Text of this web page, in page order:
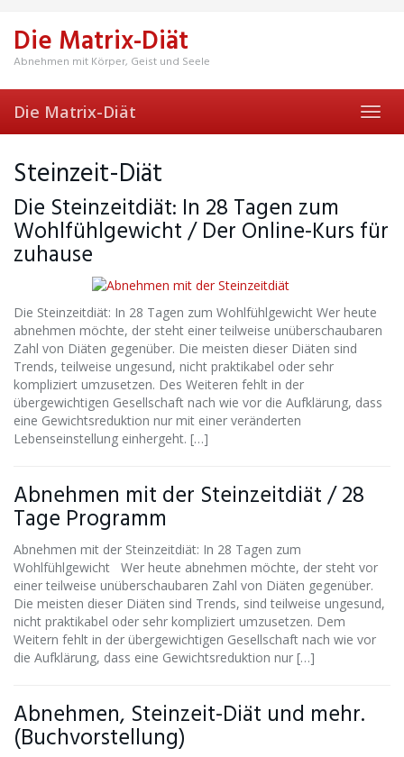
main
content
Die Matrix-Diät
Abnehmen mit Körper, Geist und Seele
Die Matrix-Diät
Steinzeit-Diät
Die Steinzeitdiät: In 28 Tagen zum
Wohlfühlgewicht / Der Online-Kurs für
zuhause
Die Steinzeitdiät: In 28 Tagen zum Wohlfühlgewicht Wer heute
abnehmen möchte, der steht einer teilweise unüberschaubaren
Zahl von Diäten gegenüber. Die meisten dieser Diäten sind
Trends, teilweise ungesund, nicht praktikabel oder sehr
kompliziert umzusetzen. Des Weiteren fehlt in der
übergewichtigen Gesellschaft nach wie vor die Aufklärung, dass
eine Gewichtsreduktion nur mit einer veränderten
Lebenseinstellung einhergeht. […]
Abnehmen mit der Steinzeitdiät / 28
Tage Programm
Abnehmen mit der Steinzeitdiät: In 28 Tagen zum
Wohlfühlgewicht Wer heute abnehmen möchte, der steht vor
einer teilweise unüberschaubaren Zahl von Diäten gegenüber.
Die meisten dieser Diäten sind Trends, sind teilweise ungesund,
nicht praktikabel oder sehr kompliziert umzusetzen. Dem
Weitern fehlt in der übergewichtigen Gesellschaft nach wie vor
die Aufklärung, dass eine Gewichtsreduktion nur […]
Abnehmen, Steinzeit-Diät und mehr.
(Buchvorstellung)